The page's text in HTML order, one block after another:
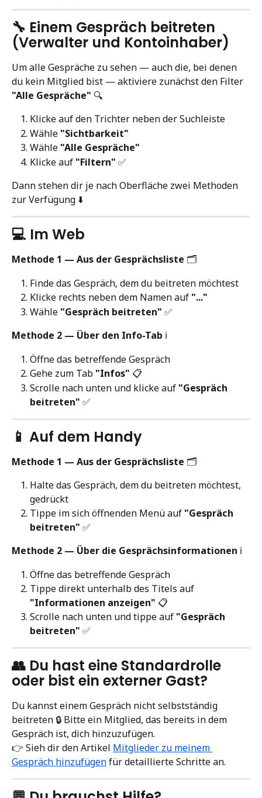
🔧 Einem Gespräch beitreten
(Verwalter und Kontoinhaber)
Um alle Gespräche zu sehen — auch die, bei denen
du kein Mitglied bist — aktiviere zunächst den Filter
"Alle Gespräche" 🔍
Klicke auf den Trichter neben der Suchleiste
Wähle "Sichtbarkeit"
Wähle "Alle Gespräche"
Klicke auf "Filtern" ✅
Dann stehen dir je nach Oberfläche zwei Methoden
zur Verfügung ⬇️
💻 Im Web
Methode 1 — Aus der Gesprächsliste 🗂️
Finde das Gespräch, dem du beitreten möchtest
Klicke rechts neben dem Namen auf "..."
Wähle "Gespräch beitreten" ✅
Methode 2 — Über den Info-Tab ℹ️
Öffne das betreffende Gespräch
Gehe zum Tab "Infos" 📋
Scrolle nach unten und klicke auf "Gespräch
beitreten" ✅
📱 Auf dem Handy
Methode 1 — Aus der Gesprächsliste 🗂️
Halte das Gespräch, dem du beitreten möchtest,
gedrückt
Tippe im sich öffnenden Menü auf "Gespräch
beitreten" ✅
Methode 2 — Über die Gesprächsinformationen ℹ️
Öffne das betreffende Gespräch
Tippe direkt unterhalb des Titels auf
"Informationen anzeigen" 📋
Scrolle nach unten und tippe auf "Gespräch
beitreten" ✅
👥 Du hast eine Standardrolle
oder bist ein externer Gast?
Du kannst einem Gespräch nicht selbstständig
beitreten 🔒 Bitte ein Mitglied, das bereits in dem
Gespräch ist, dich hinzuzufügen.
👉 Sieh dir den Artikel Mitglieder zu meinem
Gespräch hinzufügen für detaillierte Schritte an.